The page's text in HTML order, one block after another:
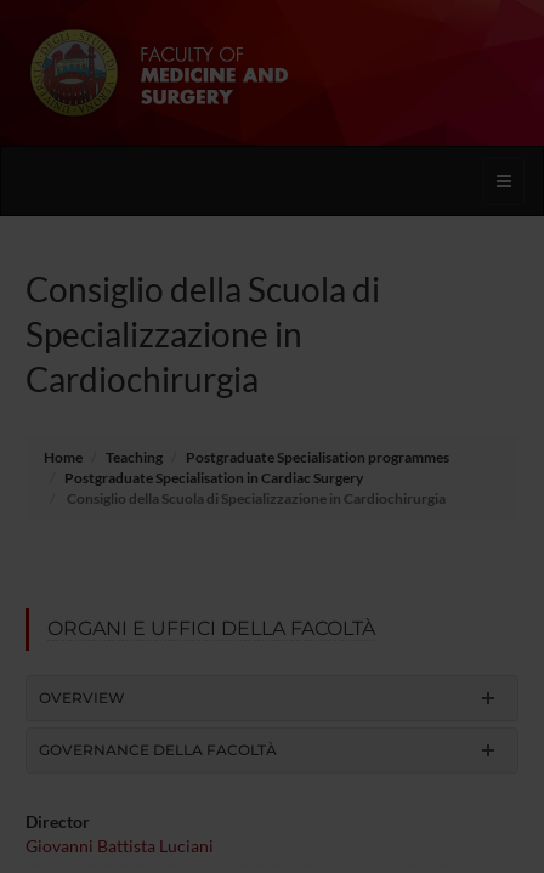
Toggle
Consiglio della Scuola di
Specializzazione in
Cardiochirurgia
Home Teaching
Postgraduate Specialisation programmes
Postgraduate Specialisation in Cardiac Surgery
Consiglio della Scuola di Specializzazione in Cardiochirurgia
ORGANI E UFFICI DELLA FACOLTÀ
OVERVIEW
GOVERNANCE DELLA FACOLTÀ
Director
Giovanni Battista Luciani